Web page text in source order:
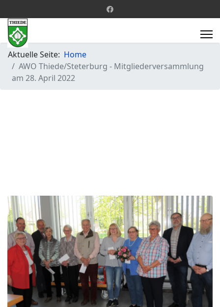
Aktuelle Seite: Home
AWO Thiede/Steterburg - Mitgliederversammlung
am 28. April 2022